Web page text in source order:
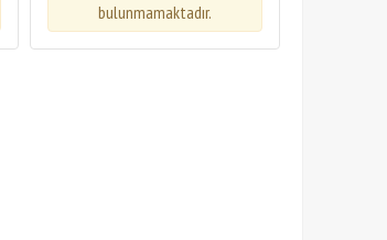
bulunmamaktadır.